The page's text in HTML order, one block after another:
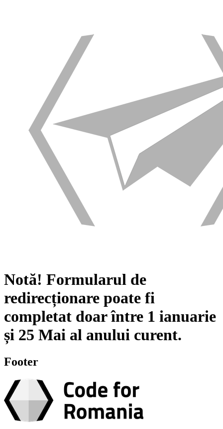
Notă! Formularul de
redirecționare poate fi
completat doar între 1 ianuarie
și 25 Mai al anului curent.
Footer